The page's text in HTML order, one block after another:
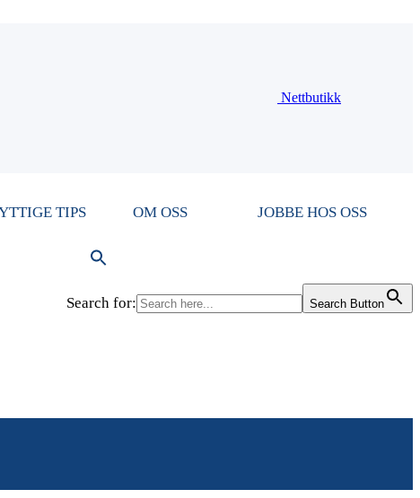
Nettbutikk
TIPS OM OSS JOBBE HOS OSS
Search for: Search Button